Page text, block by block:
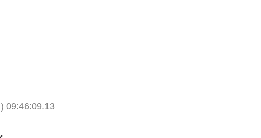
09:46:09.13